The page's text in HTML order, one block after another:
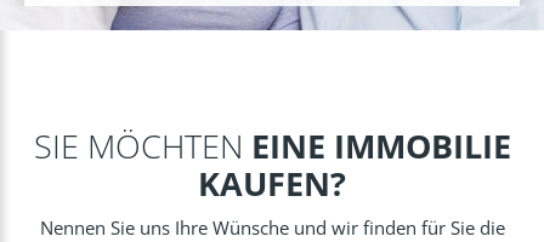
SIE MÖCHTEN EINE IMMOBILIE
KAUFEN?
Nennen Sie uns Ihre Wünsche und wir finden für Sie die